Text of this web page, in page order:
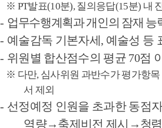
※ PT발표(10분), 질의응답(15분) 내
- 업무수행계획과 개인의 잠재 능
- 예술감독 기본자세 , 예술성 등
- 위원별 합산점수의 평균 70점
※ 다만, 심사위원 과반수가 평가항목
서 제외
- 선정예정 인원을 초과한 동점
역량→축제비전 제시 →청